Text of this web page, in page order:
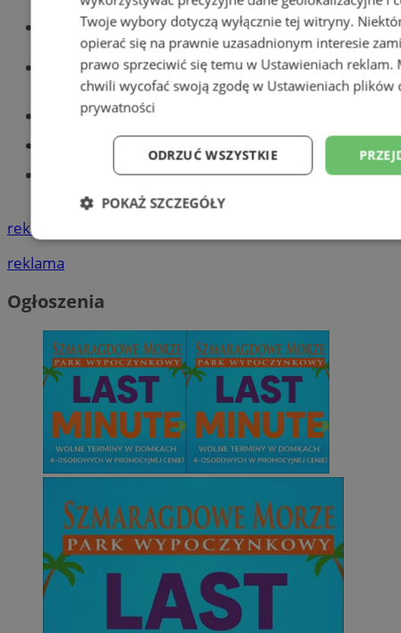
Wiadomości kryminalne w Tychach
Wiadomości lokalne
Części samochodowe do -70%!
Tworzenie stron www - Tychy
Znajdź pracę - codziennie nowe
ogłoszenia
reklama
reklama
Ogłoszenia
Twoje wybory dotyczą wyłącznie tej witryny.
opierać się na prawnie uzasadnionym interesie
prawo sprzeciwić się temu w Ustawieniach reklam.
chwili wycofać swoją zgodę w Ustawieniach plików
prywatności
ODRZUĆ WSZYSTKIE
POKAŻ SZCZEGÓŁY
Niezbędne Wydajność
Niezbędne Wydajność Targetowanie
Niezbędne pliki cookie umożliwiają korzystanie z podstawowych
można prawidłowo korzystać ze strony internetowej.
Nazwa
Provider/
Domena
mojetychy.pl
QeSessID